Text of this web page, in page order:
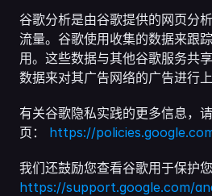
谷歌分析是由谷歌提供的网页分
流量。谷歌使用收集的数据来跟
用。这些数据与其他谷歌服务共
数据来对其广告网络的广告进行
有关谷歌隐私实践的更多信息，
页： https://
https://support.google.com/